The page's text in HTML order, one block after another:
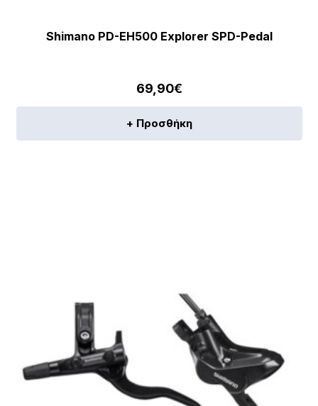
Shimano PD-EH500 Explorer SPD-Pedal
69,90€
+ Προσθήκη